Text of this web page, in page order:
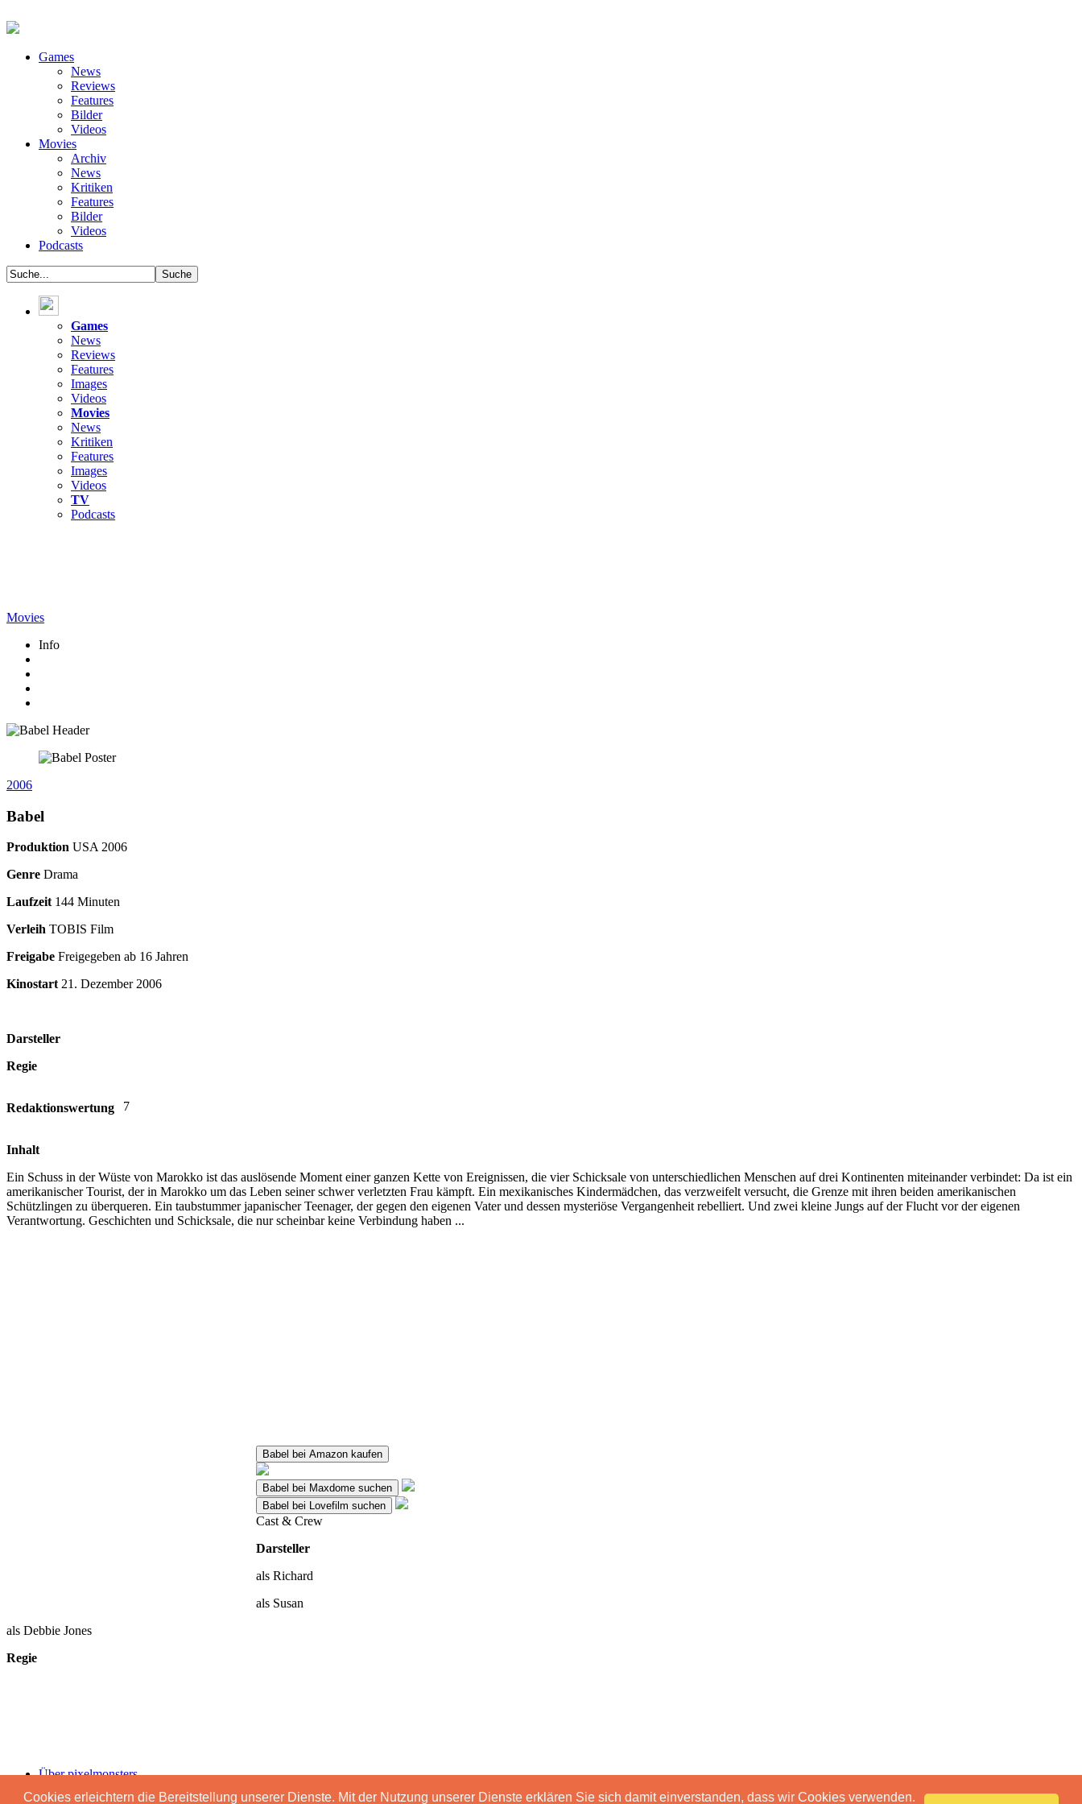
Cookies erleichtern die Bereitstellung unserer Dienste. Mit der Nutzung unserer Dienste erklären Sie sich damit einverstanden, dass wir Cookies verwenden.
Games
News
Reviews
Features
Bilder
Videos
Movies
Archiv
News
Kritiken
Features
Bilder
Videos
Podcasts
Games
News
Reviews
Features
Images
Videos
Movies
News
Kritiken
Features
Images
Videos
TV
Podcasts
Movies
Info
2006
Babel
Produktion USA2006
Genre Drama
Laufzeit144 Minuten
Verleih TOBIS Film
Freigabe Freigegeben ab 16 Jahren
Kinostart 21. Dezember 2006
Darsteller
Regie
Redaktionswertung 7
Inhalt
Ein Schuss in der Wüste von Marokko ist das auslösende Moment einer ganzen Kette von Ereignissen, die vier Schicksale von unterschiedlichen Menschen auf drei Kontinenten miteinander verbindet: Da ist ein
amerikanischer Tourist, der in Marokko um das Leben seiner schwer verletzten Frau kämpft. Ein mexikanisches Kindermädchen, das verzweifelt versucht, die Grenze mit ihren beiden amerikanischen
Schützlingen zu überqueren. Ein taubstummer japanischer Teenager, der gegen den eigenen Vater und dessen mysteriöse Vergangenheit rebelliert. Und zwei kleine Jungs auf der Flucht vor der eigenen
Verantwortung. Geschichten und Schicksale, die nur scheinbar keine Verbindung haben ...
Babel bei Amazon kaufen
Babel bei Maxdome suchen
Babel bei Lovefilm suchen
Cast & Crew
Darsteller
als Richard
als Susan
als Debbie Jones
Regie
Über pixelmonsters
Impressum & Datenschutz